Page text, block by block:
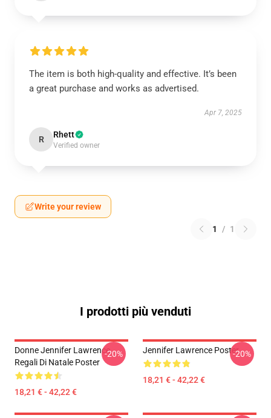
The item is both high-quality and effective. It’s been
a great purchase and works as advertised.
Apr 7, 2025
R Rhett
Verified owner
Write your review
1 / 1
I prodotti più venduti
Donne Jennifer Lawrence
Regali Di Natale Poster
18,21 € - 42,22 €
-20% Jennifer Lawrence Poster
18,21 € - 42,22 €
-20%